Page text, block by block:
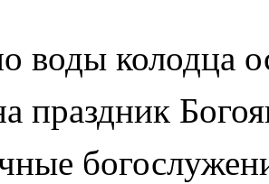
воды колодца
праздник